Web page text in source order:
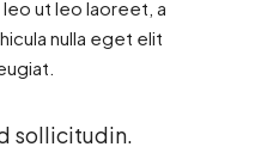
ut leo laoreet, a
nulla eget elit
sollicitudin.